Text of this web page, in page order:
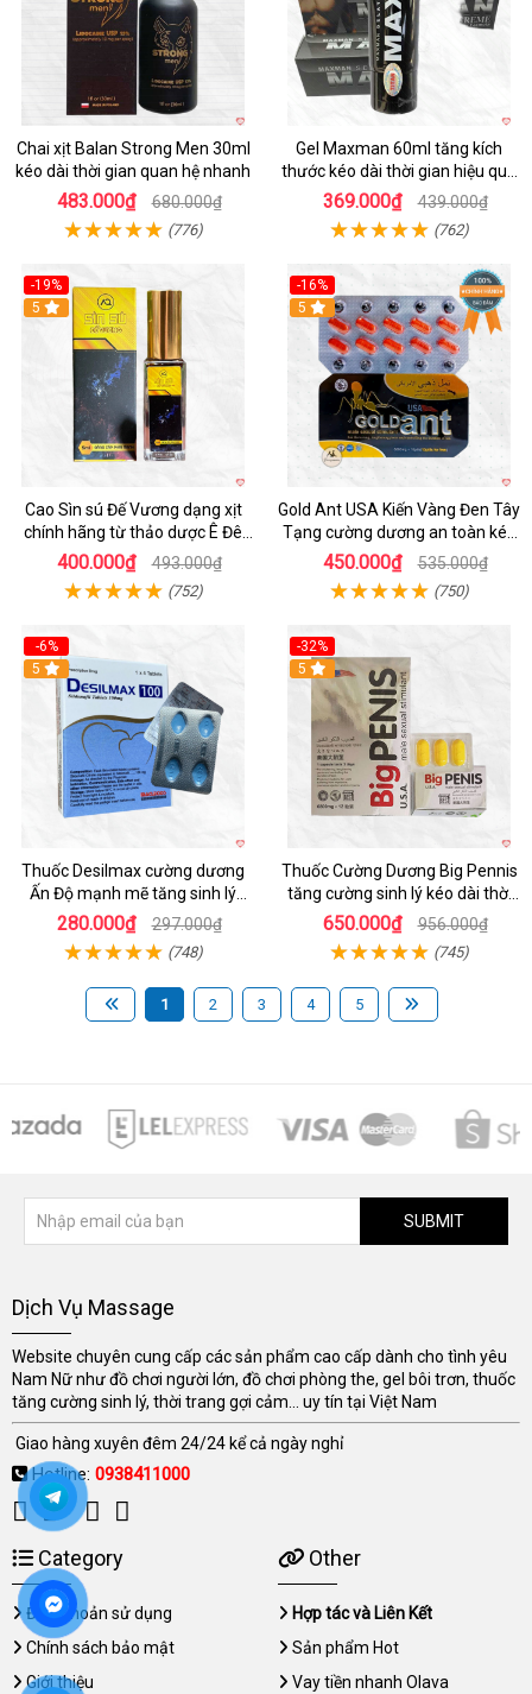
Chai xịt Balan Strong Men 30ml
kéo dài thời gian quan hệ nhanh
483.000₫ 680.000₫
(776)
Gel Maxman 60ml tăng kích
thước kéo dài thời gian hiệu quả
cho nam
369.000₫ 439.000₫
(762)
-19%
5
Cao Sìn sú Đế Vương dạng xịt
chính hãng từ thảo dược Ê Đê
Việt Nam
400.000₫ 493.000₫
(752)
-16%
5
Gold Ant USA Kiến Vàng Đen Tây
Tạng cường dương an toàn kéo
dài
450.000₫ 535.000₫
(750)
-6%
5
Thuốc Desilmax cường dương
Ấn Độ mạnh mẽ tăng sinh lý
nhanh
280.000₫ 297.000₫
(748)
-32%
5
Thuốc Cường Dương Big Pennis
tăng cường sinh lý kéo dài thời
gian
650.000₫ 956.000₫
(745)
1 2 3 4 5
SUBMIT
Dịch Vụ Massage
Website chuyên cung cấp các sản phẩm cao cấp dành cho tình yêu
Nam Nữ như đồ chơi người lớn, đồ chơi phòng the, gel bôi trơn, thuốc
tăng cường sinh lý, thời trang gợi cảm... uy tín tại Việt Nam
Giao hàng xuyên đêm 24/24 kể cả ngày nghỉ
Hotline: 0938411000
Category
Điều khoản sử dụng
Chính sách bảo mật
Giới thiệu
Other
Hợp tác và Liên Kết
Sản phẩm Hot
Vay tiền nhanh Olava